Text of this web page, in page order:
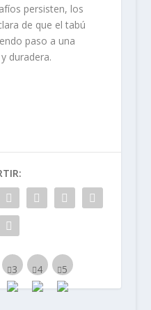
persisten, los
de que el tabú
paso a una
duradera.